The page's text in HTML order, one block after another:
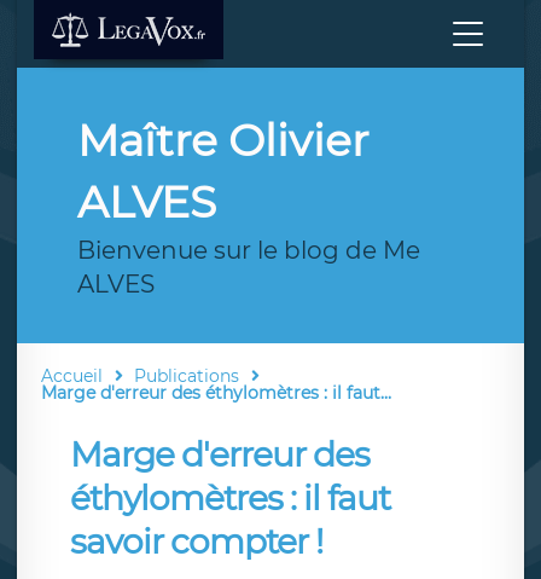
Maître Olivier
ALVES
Bienvenue sur le blog de Me
ALVES
Accueil Publications
Marge d'erreur des éthylomètres : il faut...
Marge d'erreur des
éthylomètres : il faut
savoir compter !